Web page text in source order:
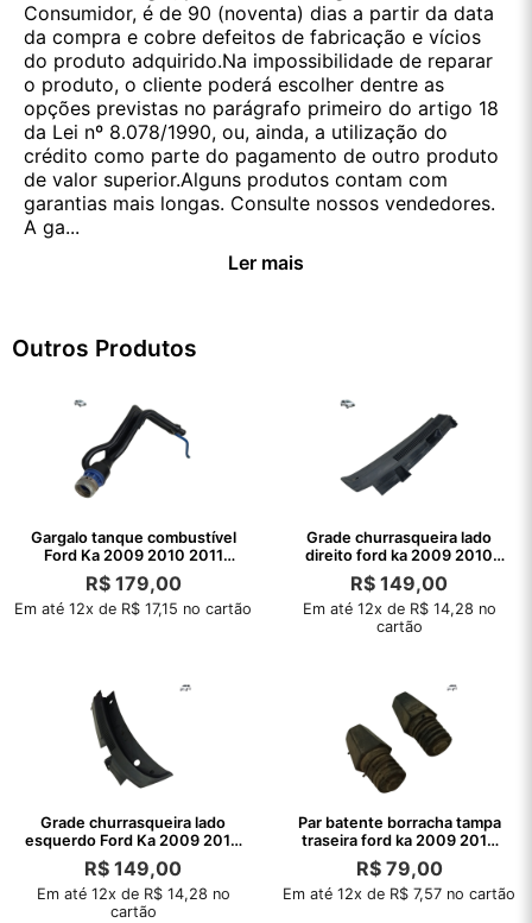
Consumidor, é de 90 (noventa) dias a partir da data
da compra e cobre defeitos de fabricação e vícios
do produto adquirido.Na impossibilidade de reparar
o produto, o cliente poderá escolher dentre as
opções previstas no parágrafo primeiro do artigo 18
da Lei nº 8.078/1990, ou, ainda, a utilização do
crédito como parte do pagamento de outro produto
de valor superior.Alguns produtos contam com
garantias mais longas. Consulte nossos vendedores.
A ga...
Ler mais
Outros Produtos
Gargalo tanque combustível
Ford Ka 2009 2010 2011
2012 2013
R$179,00
Em até 12x de R$ 17,15 no cartão
Grade churrasqueira lado
direito ford ka 2009 2010
2011 2012
R$ 149,00
Em até 12x de R$ 14,28 no
cartão
Grade churrasqueira lado
esquerdo Ford Ka 2009 2010
2011
R$ 149,00
Em até 12x de R$ 14,28 no
cartão
Par batente borracha tampa
traseira ford ka 2009 2010
2011
R$79,00
Em até 12x de R$ 7,57 no cartão